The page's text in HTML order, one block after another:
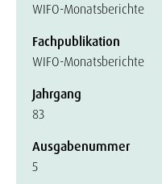
WIFO-Monatsberichte
Fachpublikation
WIFO-Monatsberichte
Jahrgang
83
Ausgabenummer
5